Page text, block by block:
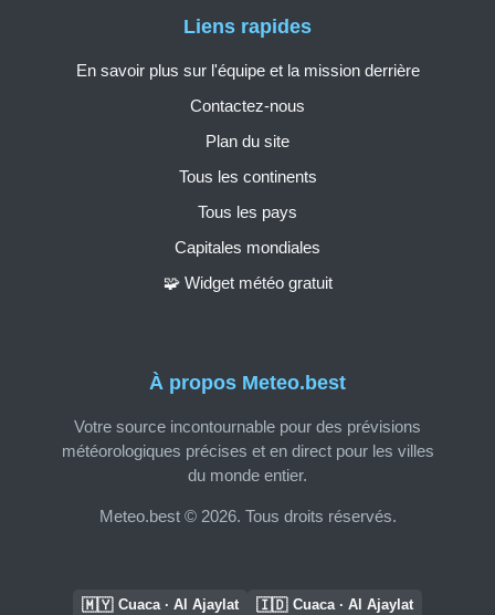
À propos Meteo.best
Votre source incontournable pour des prévisions
météorologiques précises et en direct pour les villes
du monde entier.
Meteo.best © 2026. Tous droits réservés.
Liens rapides
En savoir plus sur l'équipe et la mission derrière
Contactez-nous
Plan du site
Tous les continents
Tous les pays
Capitales mondiales
🧩 Widget météo gratuit
🇲🇾 Cuaca · Al Ajaylat 🇮🇩 Cuaca · Al Ajaylat